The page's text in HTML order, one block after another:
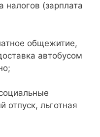
(зарплата
общежитие,
автобусом
отпуск, льготная